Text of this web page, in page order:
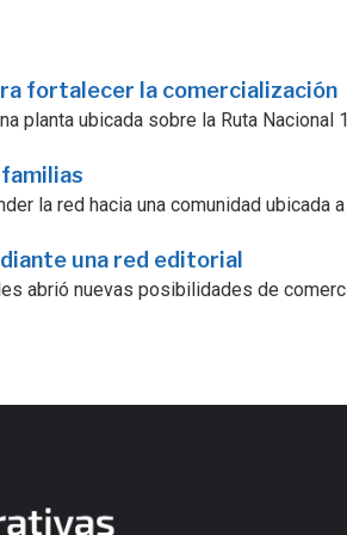
fortalecer la comercialización
planta ubicada sobre la Ruta Nacional
la red hacia una comunidad ubicada
una red editorial
abrió nuevas posibilidades de